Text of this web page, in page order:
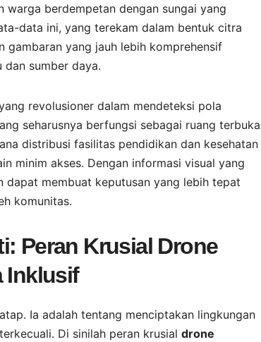
warga berdempetan dengan sungai yang
data ini, yang terekam dalam bentuk citra
gambaran yang jauh lebih komprehensif
sumber daya.
revolusioner dalam mendeteksi pola
seharusnya berfungsi sebagai ruang terbuka
distribusi fasilitas pendidikan dan kesehatan
minim akses. Dengan informasi visual yang
membuat keputusan yang lebih tepat
komunitas.
Peran Krusial Drone
Inklusif
Ia adalah tentang menciptakan lingkungan
Di sinilah peran krusial drone